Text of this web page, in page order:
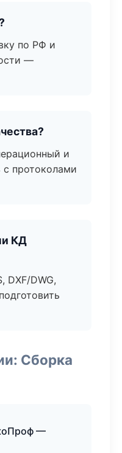
по РФ и
—
и
протоколами
КД
DXF/DWG,
Сборка
—